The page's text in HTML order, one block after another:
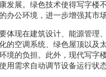
发展。绿色技术使得写字楼
办公环境，进一步增强其市场
体现在建筑设计、能源管理
的空调系统、绿色屋顶以及
境的负担。此外，现代写字
用需求自动调节设备运行状